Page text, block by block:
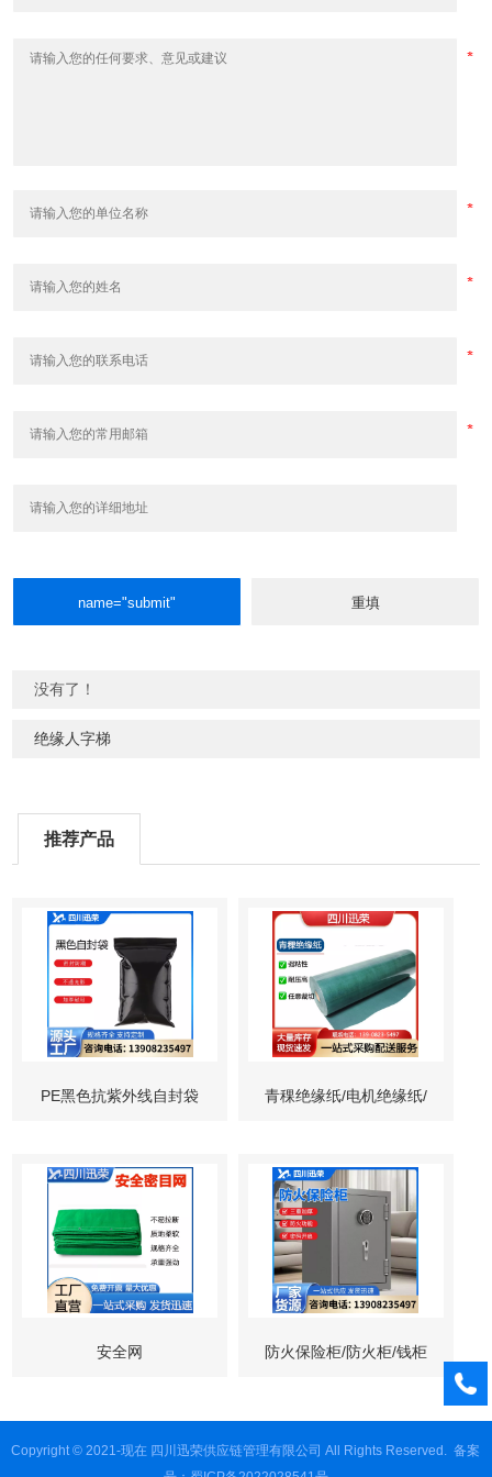
没有了！
绝缘人字梯
推荐产品
PE黑色抗紫外线自封袋 青稞绝缘纸/电机绝缘纸/
安全网 防火保险柜/防火柜/钱柜
Copyright © 2021-现在 四川迅荣供应链管理有限公司 All Rights Reserved.备案